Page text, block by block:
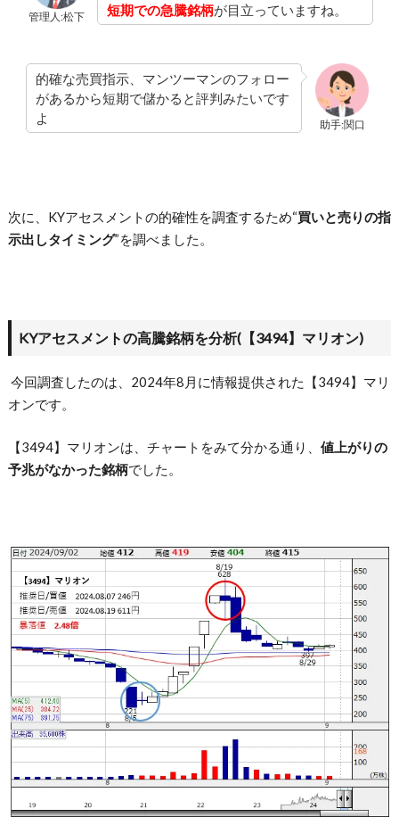
管理人:松下
短期での急騰銘柄が目立っていますね。
助手:関口
的確な売買指示、マンツーマンのフォロー
があるから短期で儲かると評判みたいです
よ
次に、KYアセスメントの的確性を調査するため“買いと売りの指
示出しタイミング”を調べました。
KYアセスメントの高騰銘柄を分析(【3494】マリオン)
今回調査したのは、2024年8月に情報提供された【3494】マリ
オンです。
【3494】マリオンは、チャートをみて分かる通り、 値上がりの
予兆がなかった銘柄でした。